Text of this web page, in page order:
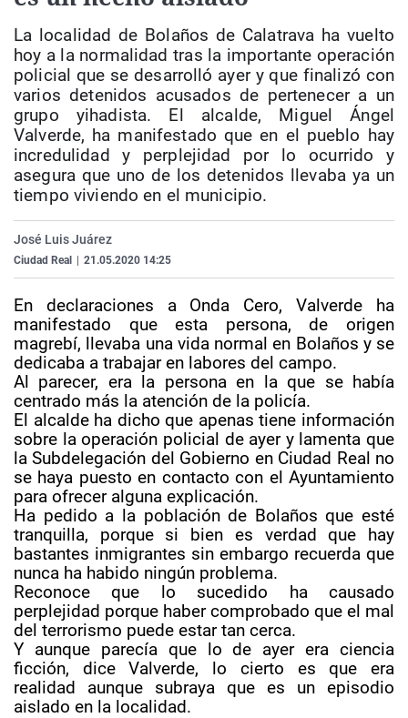
Gente viajera
Como el perro y el
Retornados
Equipo de
Operación Viuda
Galicia
La Rioja
Navarra
País Vasco
Televisión
Elecciones
La localidad de Bolaños de Calatrava ha vuelto
hoy a la normalidad tras la importante operación
policial que se desarrolló ayer y que finalizó con
varios detenidos acusados de pertenecer a un
grupo yihadista. El alcalde, Miguel Ángel
Valverde, ha manifestado que en el pueblo hay
incredulidad y perplejidad por lo ocurrido y
asegura que uno de los detenidos llevaba ya un
tiempo viviendo en el municipio.
José Luis Juárez
Ciudad Real 21.05.2020 14:25
En declaraciones a Onda Cero, Valverde ha
manifestado que esta persona, de origen
magrebí, llevaba una vida normal en Bolaños y se
dedicaba a trabajar en labores del campo.
Al parecer, era la persona en la que se había
centrado más la atención de la policía.
El alcalde ha dicho que apenas tiene información
sobre la operación policial de ayer y lamenta que
la Subdelegación del Gobierno en Ciudad Real no
se haya puesto en contacto con el Ayuntamiento
para ofrecer alguna explicación.
Ha pedido a la población de Bolaños que esté
tranquilla, porque si bien es verdad que hay
bastantes inmigrantes sin embargo recuerda que
nunca ha habido ningún problema.
Reconoce que lo sucedido ha causado
perplejidad porque haber comprobado que el mal
del terrorismo puede estar tan cerca.
Y aunque parecía que lo de ayer era ciencia
ficción, dice Valverde, lo cierto es que era
realidad aunque subraya que es un episodio
aislado en la localidad.